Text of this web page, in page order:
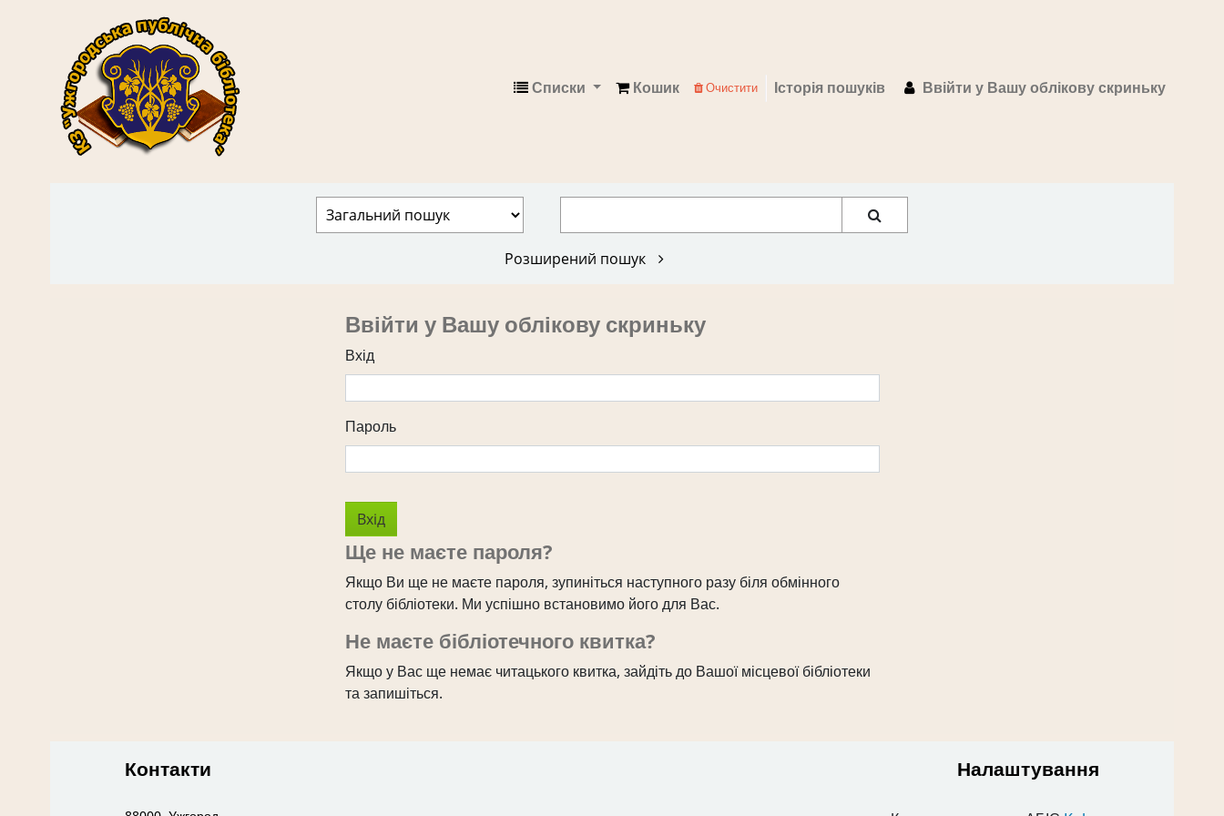
Кошик
Списки Ввійти у Вашу облікову скриньку
Історія пошуків
Очистити
Розширений пошук
Ввійти у Вашу облікову скриньку
Вхід
Пароль
Ще не маєте пароля?
Якщо Ви ще не маєте пароля, зупиніться наступного разу біля обмінного
столу бібліотеки. Ми успішно встановимо його для Вас.
Не маєте бібліотечного квитка?
Якщо у Вас ще немає читацького квитка, зайдіть до Вашої місцевої бібліотеки
та запишіться.
Контакти Налаштування